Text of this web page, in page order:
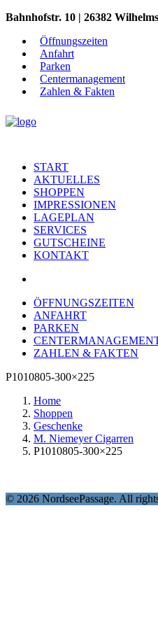
Bahnhofstr. 10 | 26382
Öffnungszeiten
Anfahrt
Parken
Centermanagement
Zahlen & Fakten
START
AKTUELLES
SHOPPEN
IMPRESSIONEN
LAGEPLAN
SERVICES
GUTSCHEINE
KONTAKT
ÖFFNUNGSZEITEN
ANFAHRT
PARKEN
ZAHLEN & FAKTEN
P1010805-300×225
Home
Shoppen
Geschenke
M. Niemeyer Cigarren
P1010805-300×225
© 2026 NordseePassage. All